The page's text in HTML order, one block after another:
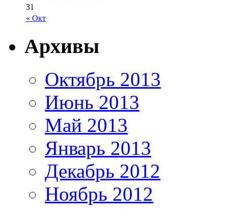
« Окт
31
Архивы
Октябрь 2013
Июнь 2013
Май 2013
Январь 2013
Декабрь 2012
Ноябрь 2012